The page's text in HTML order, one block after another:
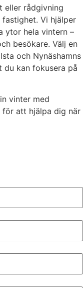
eller rådgivning
Vi hjälper
ytor hela vintern –
besökare. Välj en
och Nynäshamns
du kan fokusera på
vinter med
för att hjälpa dig när